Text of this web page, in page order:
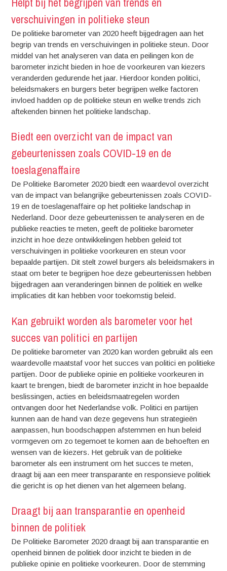
verschuivingen in politieke steun
De politieke barometer van 2020 heeft bijgedragen aan het
begrip van trends en verschuivingen in politieke steun. Door
middel van het analyseren van data en peilingen kon de
barometer inzicht bieden in hoe de voorkeuren van kiezers
veranderden gedurende het jaar. Hierdoor konden politici,
beleidsmakers en burgers beter begrijpen welke factoren
invloed hadden op de politieke steun en welke trends zich
aftekenden binnen het politieke landschap.
Biedt een overzicht van de impact van
gebeurtenissen zoals COVID-19 en de
toeslagenaffaire
De Politieke Barometer 2020 biedt een waardevol overzicht
van de impact van belangrijke gebeurtenissen zoals COVID-
19 en de toeslagenaffaire op het politieke landschap in
Nederland. Door deze gebeurtenissen te analyseren en de
publieke reacties te meten, geeft de politieke barometer
inzicht in hoe deze ontwikkelingen hebben geleid tot
verschuivingen in politieke voorkeuren en steun voor
bepaalde partijen. Dit stelt zowel burgers als beleidsmakers in
staat om beter te begrijpen hoe deze gebeurtenissen hebben
bijgedragen aan veranderingen binnen de politiek en welke
implicaties dit kan hebben voor toekomstig beleid.
Kan gebruikt worden als barometer voor het
succes van politici en partijen
De politieke barometer van 2020 kan worden gebruikt als een
waardevolle maatstaf voor het succes van politici en politieke
partijen. Door de publieke opinie en politieke voorkeuren in
kaart te brengen, biedt de barometer inzicht in hoe bepaalde
beslissingen, acties en beleidsmaatregelen worden
ontvangen door het Nederlandse volk. Politici en partijen
kunnen aan de hand van deze gegevens hun strategieën
aanpassen, hun boodschappen afstemmen en hun beleid
vormgeven om zo tegemoet te komen aan de behoeften en
wensen van de kiezers. Het gebruik van de politieke
barometer als een instrument om het succes te meten,
draagt bij aan een meer transparante en responsieve politiek
die gericht is op het dienen van het algemeen belang.
Draagt bij aan transparantie en openheid
binnen de politiek
De Politieke Barometer 2020 draagt bij aan transparantie en
openheid binnen de politiek door inzicht te bieden in de
publieke opinie en politieke voorkeuren. Door de stemming